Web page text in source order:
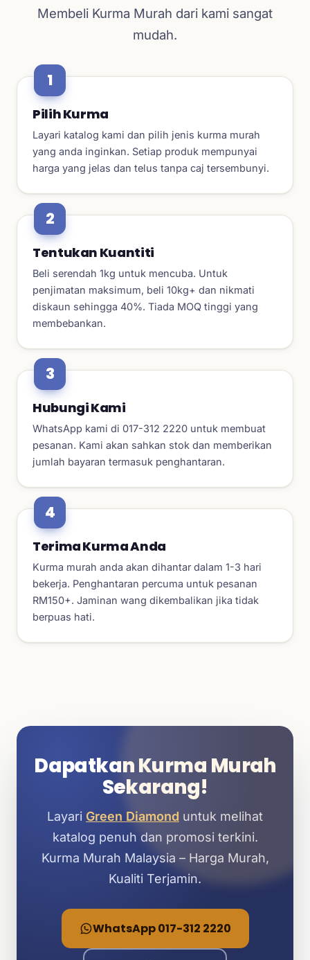
Membeli Kurma Murah dari kami sangat
mudah.
Pilih Kurma
Layari katalog kami dan pilih jenis kurma murah
yang anda inginkan. Setiap produk mempunyai
harga yang jelas dan telus tanpa caj tersembunyi.
Tentukan Kuantiti
Beli serendah 1kg untuk mencuba. Untuk
penjimatan maksimum, beli 10kg+ dan nikmati
diskaun sehingga 40%. Tiada MOQ tinggi yang
membebankan.
Hubungi Kami
WhatsApp kami di 017-312 2220 untuk membuat
pesanan. Kami akan sahkan stok dan memberikan
jumlah bayaran termasuk penghantaran.
Terima Kurma Anda
Kurma murah anda akan dihantar dalam 1-3 hari
bekerja. Penghantaran percuma untuk pesanan
RM150+. Jaminan wang dikembalikan jika tidak
berpuas hati.
Dapatkan Kurma Murah
Sekarang!
Layari Green Diamond untuk melihat
katalog penuh dan promosi terkini.
Kurma Murah Malaysia – Harga Murah,
Kualiti Terjamin.
WhatsApp 017-312 2220